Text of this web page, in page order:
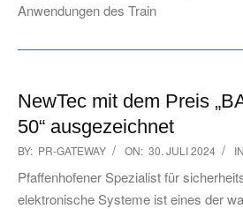
Anwendungen des Train
NewTec mit dem Preis
50“ ausgezeichnet
2024-
07-
30
BY: PR-GATEWAY ON: 30. JULI 2024
Pfaffenhofener Spezialist für
elektronische Systeme ist eines der